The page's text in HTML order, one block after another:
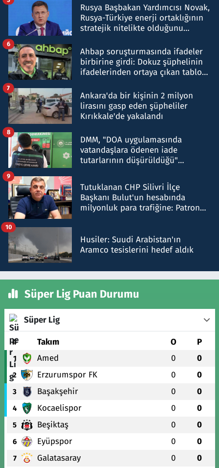
Rusya Başbakan Yardımcısı Novak,
Rusya-Türkiye enerji ortaklığının
stratejik nitelikte olduğunu
Ahbap soruşturmasında ifadeler
birbirine girdi: Dokuz şüphelinin
ifadelerinden ortaya çıkan tablo
6
Ankara'da bir kişinin 2 milyon
lirasını gasp eden şüpheliler
Kırıkkale'de yakalandı
7
DMM, "DOA uygulamasında
vatandaşlara ödenen iade
tutarlarının düşürüldüğü"
8
Tutuklanan CHP Silivri İlçe
Başkanı Bulut'un hesabında
milyonluk para trafiğine: Patron
9
Husiler: Suudi Arabistan'ın
Aramco tesislerini hedef aldık
10
Süper Lig Puan Durumu
Süper Lig
# Takım O P
1 Amed 0 0
2 Erzurumspor FK 0 0
3 Başakşehir 0 0
4 Kocaelispor 0 0
5 Beşiktaş 0 0
6 Eyüpspor 0 0
7 Galatasaray 0 0